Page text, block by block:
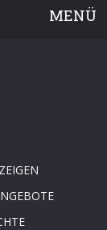
MENÜ